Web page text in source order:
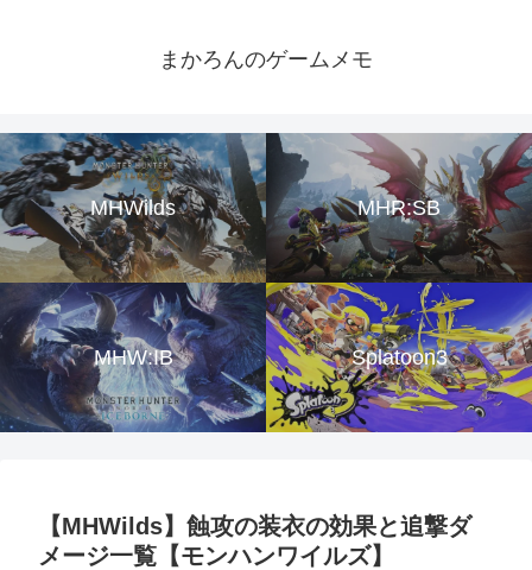
まかろんのゲームメモ
MHWilds MHR:SB
MHW:IB Splatoon3
【MHWilds】蝕攻の装衣の効果と追撃ダ
メージ一覧【モンハンワイルズ】